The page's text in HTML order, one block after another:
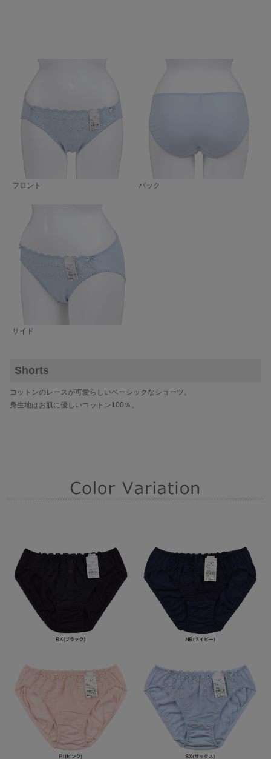
フロント バック
サイド
Shorts
コットンのレースが可愛らしいベーシックなショーツ。
身生地はお肌に優しいコットン100％。